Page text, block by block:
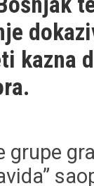
kazna
grupe